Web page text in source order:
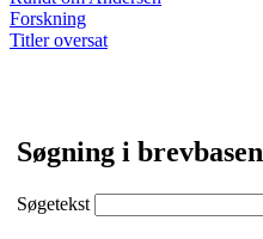
Forskning
Titler oversat
Søgning i brevbasen
Søgetekst